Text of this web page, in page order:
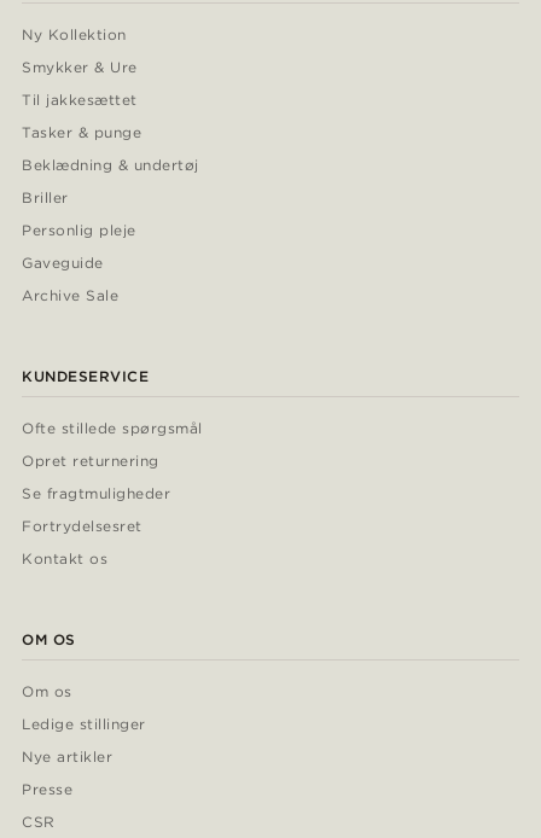
Ny Kollektion
Smykker & Ure
Til jakkesættet
Tasker & punge
Beklædning & undertøj
Briller
Personlig pleje
Gaveguide
Archive Sale
KUNDESERVICE
Ofte stillede spørgsmål
Opret returnering
Se fragtmuligheder
Fortrydelsesret
Kontakt os
OM OS
Om os
Ledige stillinger
Nye artikler
Presse
CSR